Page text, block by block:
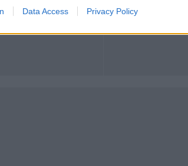
Data Access Privacy Policy